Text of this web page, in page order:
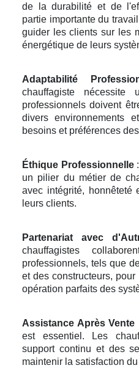
de la durabilité et de
partie importante du
guider les clients sur les
énergétique de leurs
Adaptabilité
chauffagiste nécessite
professionnels doivent
divers environnements
besoins et préférences
Éthique Professionnelle:
un pilier du métier de
avec intégrité,
leurs clients.
Partenariat avec
chauffagistes
professionnels, tels que
et des constructeurs,
opération parfaits des
Assistance Après Vente
est essentiel. Les
support continu et des
maintenir la satisfaction